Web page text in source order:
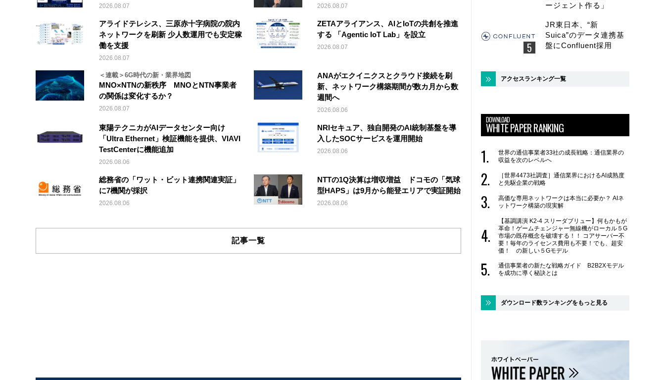
2026.08.07 2026.08.07
アライドテレシス、三原赤十字病院の院内
ネットワークを刷新 少人数運用でも安定稼
働を支援
2026.08.07
ZETAアライアンス、AIとIoTの共創を推進
する 「Agentic IoT Lab」を設立
2026.08.07
＜連載＞6G時代の新・業界地図
MNO×NTNの新秩序 MNOとNTN事業者
の関係は変化するか？
2026.08.07
ANAがエクイニクスとクラウド接続を刷
新、ネットワーク構築期間が数カ月から数
週間へ
2026.08.06
東陽テクニカがAIデータセンター向け
「Ultra Ethernet」検証機能を提供、VIAVI
TestCenterに機能追加
2026.08.06
NRIセキュア、独自開発のAI統制基盤を導
入したSOCサービスを運用開始
2026.08.06
総務省の「ワット・ビット連携関連実証」
に7機関が採択
2026.08.06
NTTの1Q決算は増収増益 ドコモの「気球
型HAPS」は9月から能登エリアで実証開始
2026.08.06
記事一覧
ージェント作る」
JR東日本、“新
Suica”のデータ連携基
盤にConfluent採用
アクセスランキング一覧
DOWNLOAD
WHITE PAPER RANKING
世界の通信事業者33社の成長戦略：通信業界の
収益を次のレベルへ
［世界4473社調査］通信業界におけるAI成熟度
と先駆企業の戦略
高価な専用ネットワークは本当に必要か？ AIネ
ットワーク構築の現実解
【基調講演 K2-4 スリーダブリュー】何もかもが
革命！ゲームチェンジャー無線機がローカル５G
市場の既存概念を破壊する！！ コアサーバー不
要！毎年のライセンス費用も不要！でも、超安
価！ の新しい５Gモデル
通信事業者の新たな戦略ガイド B2B2Xモデル
を成功に導く秘訣とは
ダウンロード数ランキングをもっと見る